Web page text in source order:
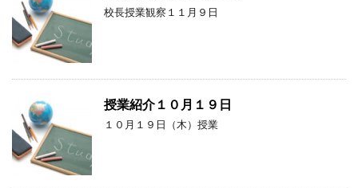
校長授業観察１１月９日
授業紹介１０月１９日
１０月１９日（木）授業